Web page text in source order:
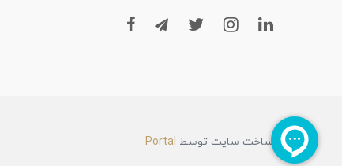
ساخت سایت توسط Portal